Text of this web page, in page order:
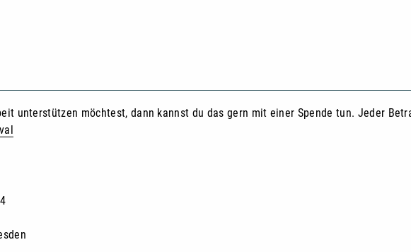
unterstützen möchtest, dann kannst du das gern mit einer Spende tun. Jeder